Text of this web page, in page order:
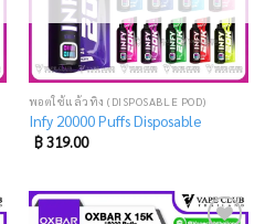
พอตใช้แล้วทิ้ง (DISPOSABLE POD)
Infy 20000 Puffs Disposable
฿319.00